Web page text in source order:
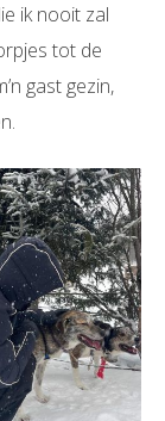
ik nooit zal
tot de
gast gezin,